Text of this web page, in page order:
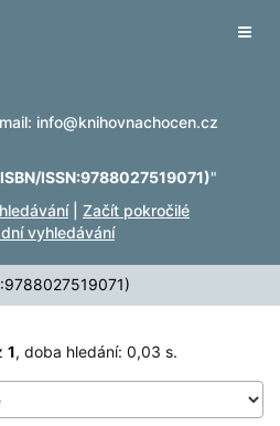
info@knihovnachocen.cz
ISSN:9788027519071)"
| Začít pokročilé
vyhledávání
1, doba hledání: 0,03 s.